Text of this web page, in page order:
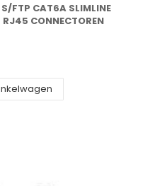
S/FTP CAT6A SLIMLINE
RJ45 CONNECTOREN